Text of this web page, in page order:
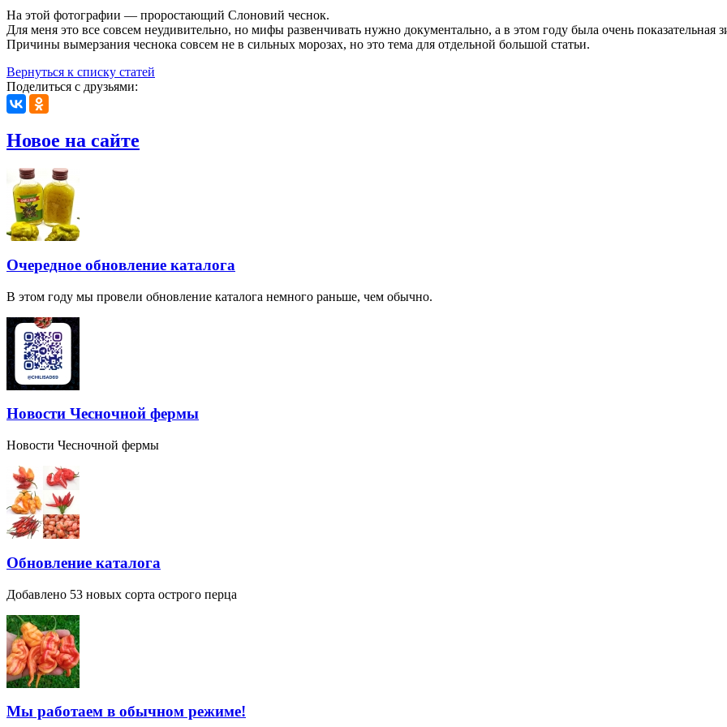
На этой фотографии — проростающий Слоновий чеснок.
Для меня это все совсем неудивительно, но мифы развенчивать нужно документально, а в этом году была очень показательная
Причины вымерзания чеснока совсем не в сильных морозах, но это тема для отдельной большой статьи.
Вернуться к списку статей
Поделиться с друзьями:
Новое на сайте
Очередное обновление каталога
В этом году мы провели обновление каталога немного раньше, чем обычно.
Новости Чесночной фермы
Новости Чесночной фермы
Обновление каталога
Добавлено 53 новых сорта острого перца
Мы работаем в обычном режиме!